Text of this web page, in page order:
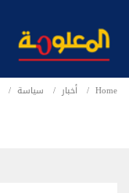
Home أخبار سياسة